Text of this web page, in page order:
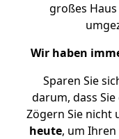
großes
Wir haben
Sparen Sie
darum, dass
Zögern Sie nicht
heute, um